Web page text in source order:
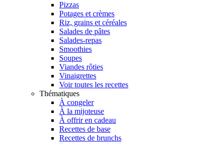
Pizzas
Potages et crèmes
Riz, grains et céréales
Salades de pâtes
Salades-repas
Smoothies
Soupes
Viandes rôties
Vinaigrettes
Voir toutes les recettes
Thématiques
À congeler
À la mijoteuse
À offrir en cadeau
Recettes de base
Recettes de brunchs